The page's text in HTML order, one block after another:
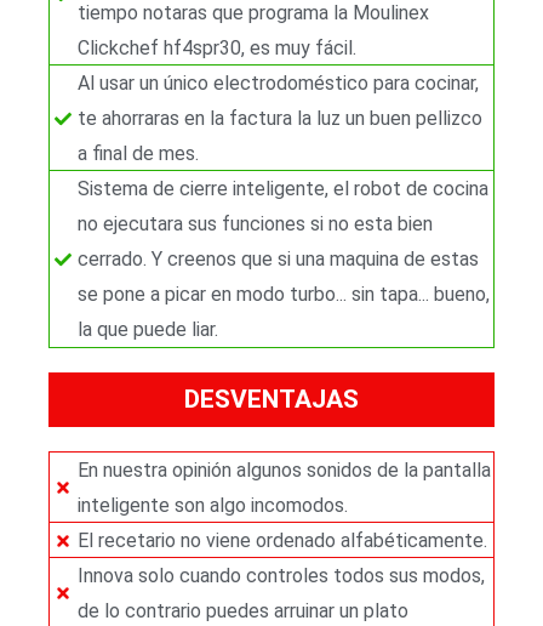
tiempo notaras que programa la Moulinex
Clickchef hf4spr30, es muy fácil.
Al usar un único electrodoméstico para cocinar,
te ahorraras en la factura la luz un buen pellizco
a final de mes.
Sistema de cierre inteligente, el robot de cocina
no ejecutara sus funciones si no esta bien
cerrado. Y creenos que si una maquina de estas
se pone a picar en modo turbo... sin tapa... bueno,
la que puede liar.
DESVENTAJAS
En nuestra opinión algunos sonidos de la pantalla
inteligente son algo incomodos.
El recetario no viene ordenado alfabéticamente.
Innova solo cuando controles todos sus modos,
de lo contrario puedes arruinar un plato